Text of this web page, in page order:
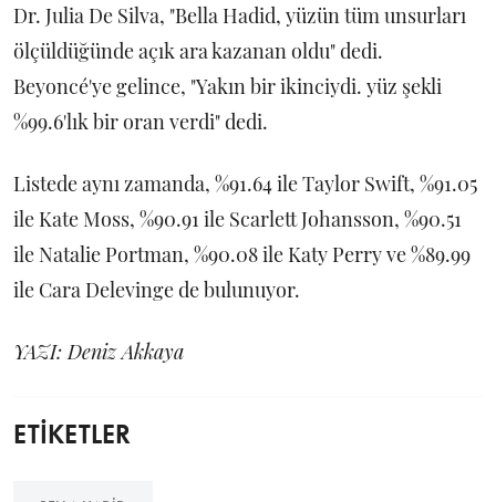
Dr. Julia De Silva, "Bella Hadid, yüzün tüm unsurları
ölçüldüğünde açık ara kazanan oldu" dedi.
Beyoncé'ye gelince, "Yakın bir ikinciydi. yüz şekli
%99.6'lık bir oran verdi" dedi.
Listede aynı zamanda, %91.64 ile Taylor Swift, %91.05
ile Kate Moss, %90.91 ile Scarlett Johansson, %90.51
ile Natalie Portman, %90.08 ile Katy Perry ve %89.99
ile Cara Delevinge de bulunuyor.
YAZI: Deniz Akkaya
ETİKETLER